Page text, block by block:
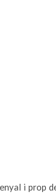
i prop